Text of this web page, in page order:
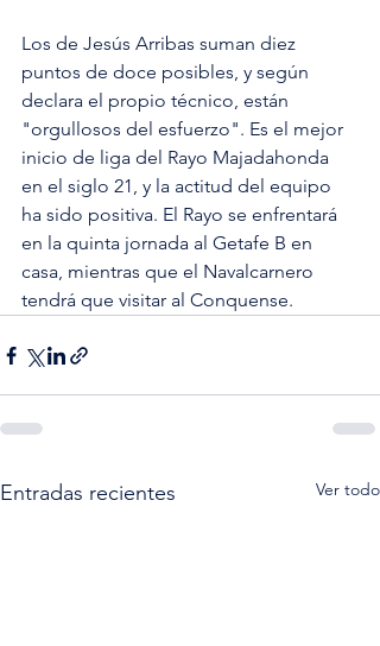
Los de Jesús Arribas suman diez
puntos de doce posibles, y según
declara el propio técnico, están
"orgullosos del esfuerzo". Es el mejor
inicio de liga del Rayo Majadahonda
en el siglo 21, y la actitud del equipo
ha sido positiva. El Rayo se enfrentará
en la quinta jornada al Getafe B en
casa, mientras que el Navalcarnero
tendrá que visitar al Conquense.
Entradas recientes Ver todo